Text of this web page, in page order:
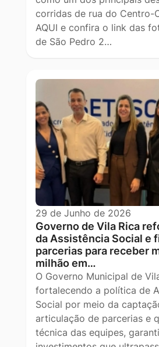
corridas de rua do Centro-
AQUI e confira o link das
de São Pedro 2…
29 de Junho de 2026
Governo de Vila Rica
da Assistência Social e
parcerias para receber
milhão em…
O Governo Municipal de
fortalecendo a política de
Social por meio da
articulação de parcerias e
técnica das equipes,